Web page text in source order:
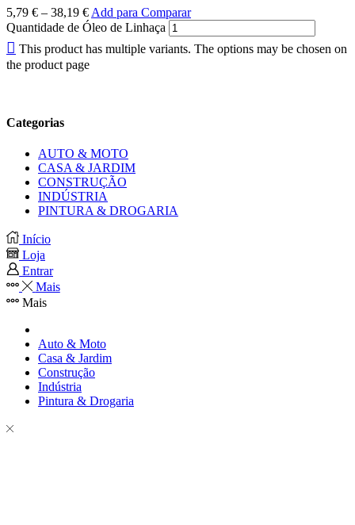
5,79 € – 38,19 € Add para Comparar
Quantidade de Óleo de Linhaça
This product has multiple variants. The options may be chosen on
the product page
Categorias
AUTO & MOTO
CASA & JARDIM
CONSTRUÇÃO
INDÚSTRIA
PINTURA & DROGARIA
Início
Loja
Entrar
Mais
Mais
Auto & Moto
Casa & Jardim
Construção
Indústria
Pintura & Drogaria